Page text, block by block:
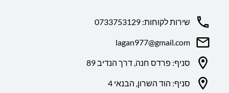
שירות לקוחות: 0733753129
lagan977@gmail.com
סניף: פרדס חנה, דרך הנדיב 89
סניף: הוד השרון, הבנאי 4